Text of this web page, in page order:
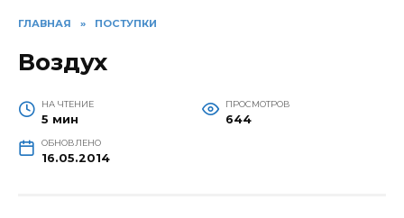
ГЛАВНАЯ » ПОСТУПКИ
Воздух
НА ЧТЕНИЕ
5 мин
ПРОСМОТРОВ
644
ОБНОВЛЕНО
16.05.2014